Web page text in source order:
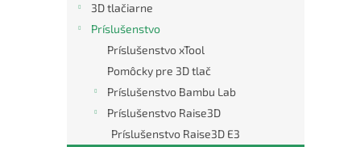
3D tlačiarne
Príslušenstvo
Príslušenstvo xTool
Pomôcky pre 3D tlač
Príslušenstvo Bambu Lab
Príslušenstvo Raise3D
Príslušenstvo Raise3D E3